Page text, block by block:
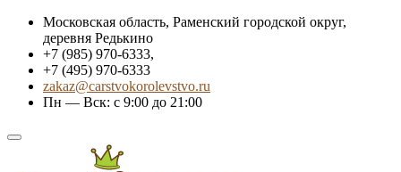
Skip
content
Московская область, Раменский городской округ,
деревня Редькино
+7 (985) 970-6333,
+7 (495) 970-6333
zakaz@carstvokorolevstvo.ru
Пн — Вск: с 9:00 до 21:00
Topbar